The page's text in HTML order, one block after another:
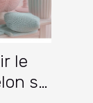
le
sa